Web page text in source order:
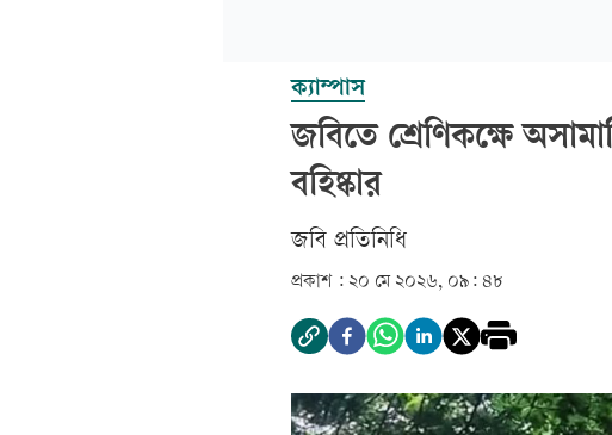
ক্যাম্পাস
জবিতে শ্রেণিকক্ষে
বহিষ্কার
জবি প্রতিনিধি‎
প্রকাশ : ২০ মে ২০২৬, ০৯: ৪৮